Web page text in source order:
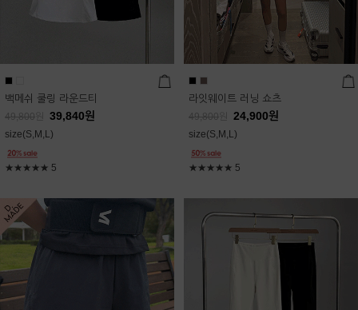
백메쉬 쿨링 라운드티
49,800 39,840원
size(S,M,L)
★★★★★ 5
라잇웨이트 러닝 쇼츠
49,800 24,900원
size(S,M,L)
★★★★★ 5